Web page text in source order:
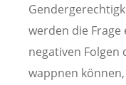
werden die
negativen
wappnen